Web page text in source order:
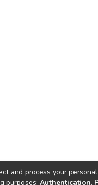
and process your
purposes: Authentication,